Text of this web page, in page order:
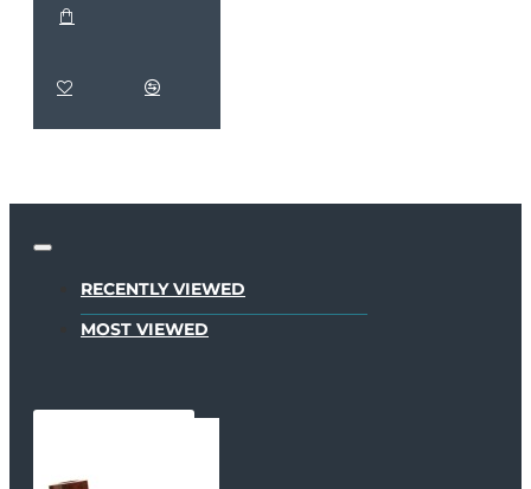
RECENTLY VIEWED
MOST VIEWED